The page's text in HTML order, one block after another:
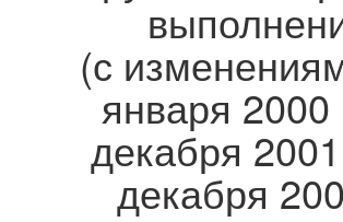
(с
января 2000
декабря
декабря